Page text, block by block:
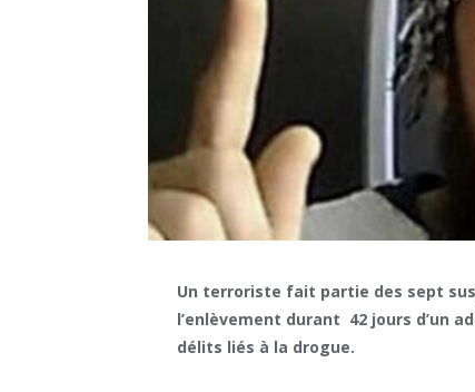
Un terroriste fait partie des sept
l’enlèvement durant 42 jours d’un
délits liés à la drogue.